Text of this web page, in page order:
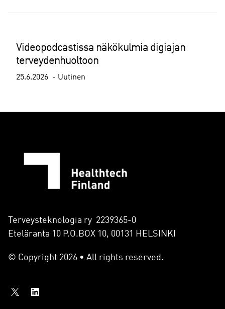
Videopodcastissa näkökulmia digiajan
terveydenhuoltoon
25.6.2026 Uutinen
Terveysteknologia ry 2239365-0
Eteläranta 10 P.O.BOX 10, 00131 HELSINKI
© Copyright 2026 • All rights reserved.